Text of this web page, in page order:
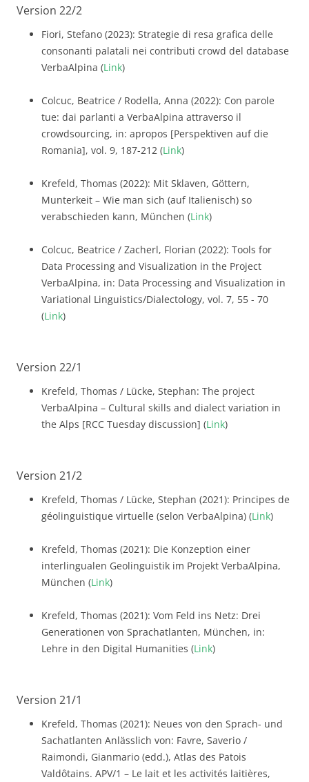
Version 22/2
Fiori, Stefano (2023): Strategie di resa grafica delle
consonanti palatali nei contributi crowd del database
VerbaAlpina (Link)
Colcuc, Beatrice / Rodella, Anna (2022): Con parole
tue: dai parlanti a VerbaAlpina attraverso il
crowdsourcing, in: apropos [Perspektiven auf die
Romania], vol. 9, 187-212 (Link)
Krefeld, Thomas (2022): Mit Sklaven, Göttern,
Munterkeit – Wie man sich (auf Italienisch) so
verabschieden kann, München (Link)
Colcuc, Beatrice / Zacherl, Florian (2022): Tools for
Data Processing and Visualization in the Project
VerbaAlpina, in: Data Processing and Visualization in
Variational Linguistics/Dialectology, vol. 7, 55 - 70
(Link)
Version 22/1
Krefeld, Thomas / Lücke, Stephan: The project
VerbaAlpina – Cultural skills and dialect variation in
the Alps [RCC Tuesday discussion] (Link)
Version 21/2
Krefeld, Thomas / Lücke, Stephan (2021): Principes de
géolinguistique virtuelle (selon VerbaAlpina) (Link)
Krefeld, Thomas (2021): Die Konzeption einer
interlingualen Geolinguistik im Projekt VerbaAlpina,
München (Link)
Krefeld, Thomas (2021): Vom Feld ins Netz: Drei
Generationen von Sprachatlanten, München, in:
Lehre in den Digital Humanities (Link)
Version 21/1
Krefeld, Thomas (2021): Neues von den Sprach- und
Sachatlanten Anlässlich von: Favre, Saverio /
Raimondi, Gianmario (edd.), Atlas des Patois
Valdôtains. APV/1 – Le lait et les activités laitières,